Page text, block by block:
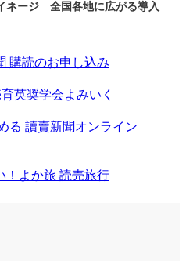
ネージ 全国各地に広がる導入